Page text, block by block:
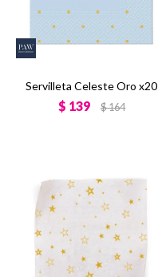
Servilleta Celeste Oro x20
$ 139 $164